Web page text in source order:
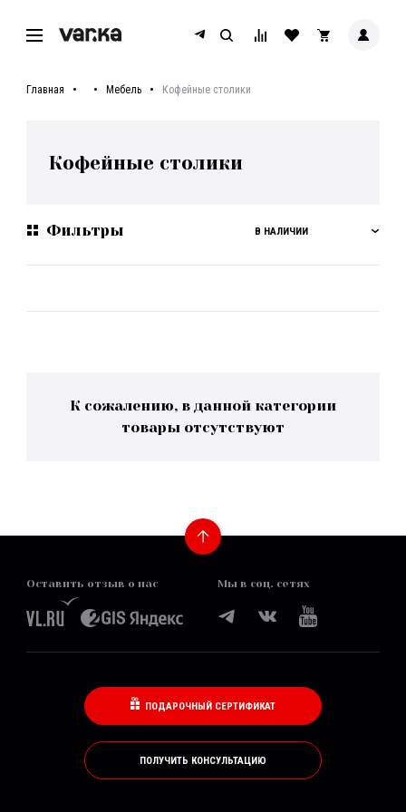
Главная Мебель Кофейные столики
Кофейные столики
Фильтры В НАЛИЧИИ
К сожалению, в данной категории
товары отсутствуют
Оставить отзыв о нас Мы в соц. сетях
ПОДАРОЧНЫЙ СЕРТИФИКАТ
ПОЛУЧИТЬ КОНСУЛЬТАЦИЮ